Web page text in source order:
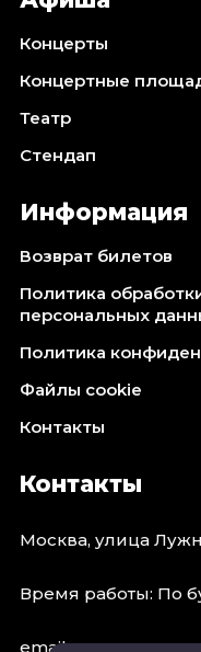
Концерты
Концертные
Театр
Стендап
Информация
Возврат билетов
Политика
персональных
Политика
Файлы cookie
Контакты
Контакты
Москва, улица
Время работы: По
email: